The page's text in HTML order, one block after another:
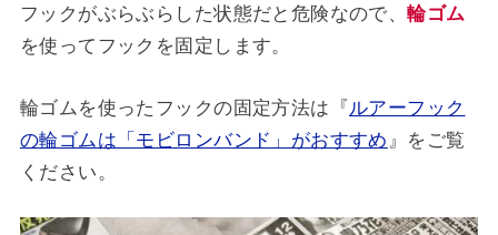
フックがぶらぶらした状態だと危険なので、輪ゴム
を使ってフックを固定します。
輪ゴムを使ったフックの固定方法は『 ルアーフック
の輪ゴムは「モビロンバンド」がおすすめ 』をご覧
ください。